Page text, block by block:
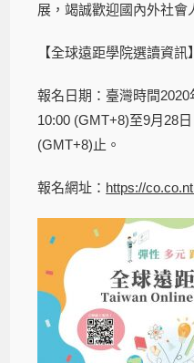
展，竭誠歡迎國內外社會
【全球遠距學院選讀資訊】
報名日期：臺灣時間
10:00 (GMT+8)至9月28
(GMT+8)止。
報名網址： https://